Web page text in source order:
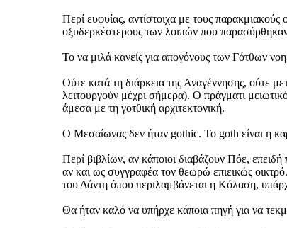
Περί ευφυίας, αντίστοιχα με τους
οξυδερκέστερους των λοιπών που
Το να μιλά κανείς για απογόνους των Γότθων
Ούτε κατά τη διάρκεια της Αναγέννησης, ούτε
λειτουργούν μέχρι σήμερα). Ο πράγματι
άμεσα με τη γοτθική αρχιτεκτονική.
Ο Μεσαίωνας δεν ήταν gothic. Το goth είναι η
Περί βιβλίων, αν κάποιοι διαβάζουν Πόε,
αν και ως συγγραφέα τον θεωρώ επιεικώς
του Δάντη όπου περιλαμβάνεται η Κόλαση,
Θα ήταν καλό να υπήρχε κάποια πηγή για να